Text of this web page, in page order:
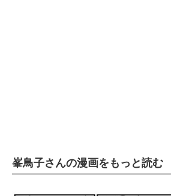
峯鳥子さんの漫画をもっと読む